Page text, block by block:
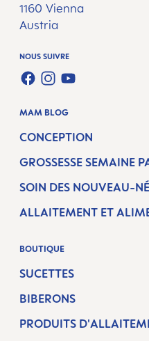
1160 Vienna
Austria
NOUS SUIVRE
FACEBOOK
INSTAGRAM
YOUTUBE
MAM BLOG
CONCEPTION
GROSSESSE SEMAINE
SOIN DES NOUVEAU-
ALLAITEMENT ET
BOUTIQUE
SUCETTES
BIBERONS
PRODUITS